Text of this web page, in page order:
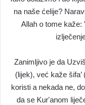
na naše ćelije?
Allah o tome kaže:
Zanimljivo je da
(lijek), već kaže
koristi a nekada ne,
da se Kur'anom